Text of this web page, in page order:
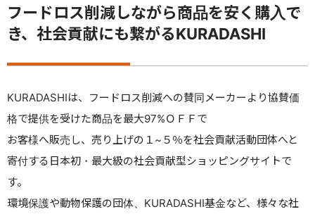
フードロス削減しながら商品を安く購入で
き、社会貢献にも繋がるKURADASHI
KURADASHIは、フードロス削減への賛同メーカーより協賛価
格で提供を受けた商品を最大97%ＯＦＦで
お客様へ販売し、売り上げの１~５％を社会貢献活動団体へと
寄付する日本初・最大級の社会貢献型ショッピングサイトで
す。
環境保護や動物保護の団体、KURADASHI基金など、様々な社